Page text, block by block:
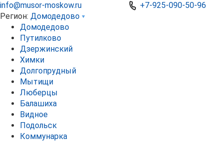
info@musor-moskow.ru
Регион: Домодедово
Домодедово
Путилково
Дзержинский
Химки
Долгопрудный
Мытищи
Люберцы
Балашиха
Видное
Подольск
Коммунарка
+7-925-090-50-96